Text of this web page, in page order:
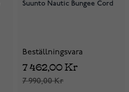
Suunto Nautic Bungee Cord
Beställningsvara
7 990,00 Kr
7 462,00 Kr